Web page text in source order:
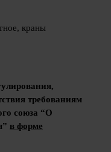
краны
требованиям
союза “О
в форме